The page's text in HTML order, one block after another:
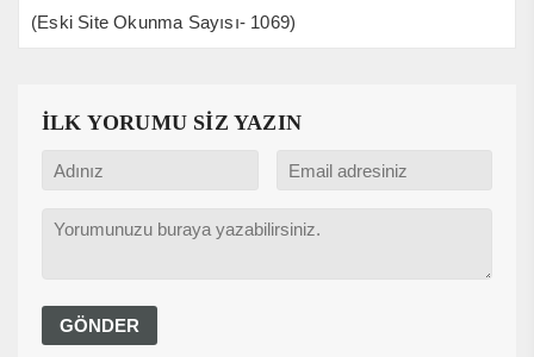
(Eski Site Okunma Sayısı- 1069)
İLK YORUMU SİZ YAZIN